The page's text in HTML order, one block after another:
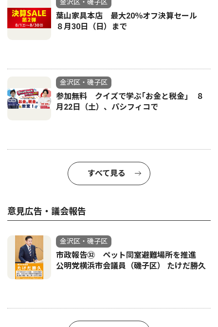
金沢区・磯子区
葉山家具本店 最大20％オフ決算セール
８月30日（日）まで
金沢区・磯子区
参加無料 クイズで学ぶ｢お金と税金｣ ８
月22日（土）、パシフィコで
すべて見る
意見広告・議会報告
金沢区・磯子区
市政報告㉜ ペット同室避難場所を推進
公明党横浜市会議員（磯子区） たけだ勝久